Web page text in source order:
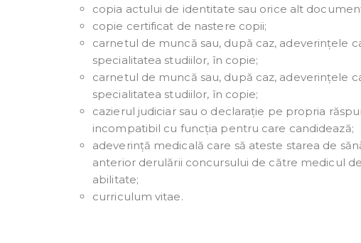
copia actului de identitate sau orice alt
copie certificat de nastere copii;
carnetul de muncă sau, după caz, adeverințele
specialitatea studiilor, în copie;
carnetul de muncă sau, după caz, adeverințele
specialitatea studiilor, în copie;
cazierul judiciar sau o declarație pe propria
incompatibil cu funcția pentru care candidează;
adeverință medicală care să ateste starea de
anterior derulării concursului de către medicul
abilitate;
curriculum vitae.